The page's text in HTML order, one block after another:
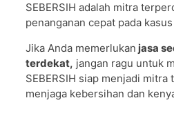
SEBERSIH adalah mitra
penanganan cepat pada
Jika Anda memerlukan jasa
terdekat, jangan ragu untuk
SEBERSIH siap menjadi mitra
menjaga kebersihan dan